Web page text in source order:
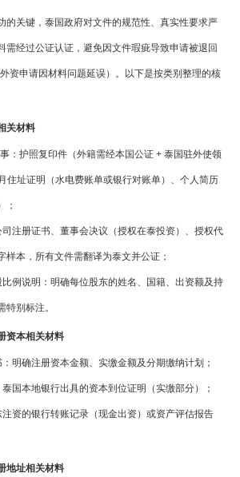
的关键，泰国政府对文件的规范性、真实性要求严
需经过公证认证，避免因文件瑕疵导致申请被退回
外资申请因材料问题延误）。以下是按类别整理的核
关材料
：护照复印件（外籍需经本国公证 + 泰国驻外使领
住址证明（水电费账单或银行对账单）、个人简历
；
注册证书、董事会决议（授权在泰投资）、授权代
样本，所有文件需翻译为泰文并公证；
例说明：明确每位股东的姓名、国籍、出资额及持
特别标注。
资本相关材料
明确注册资本金额、实缴金额及分期缴纳计划；
国本地银行出具的资本到位证明（实缴部分）；
资的银行转账记录（现金出资）或资产评估报告
地址相关材料